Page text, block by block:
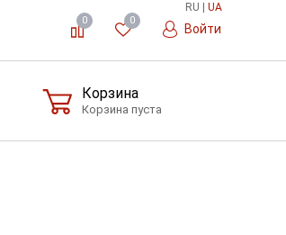
RU UA
0 0
Войти
Корзина
Корзина пуста